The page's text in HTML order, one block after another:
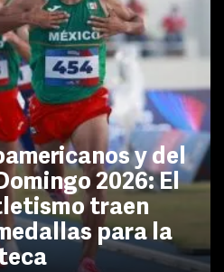
y del
2026: El
traen
para la